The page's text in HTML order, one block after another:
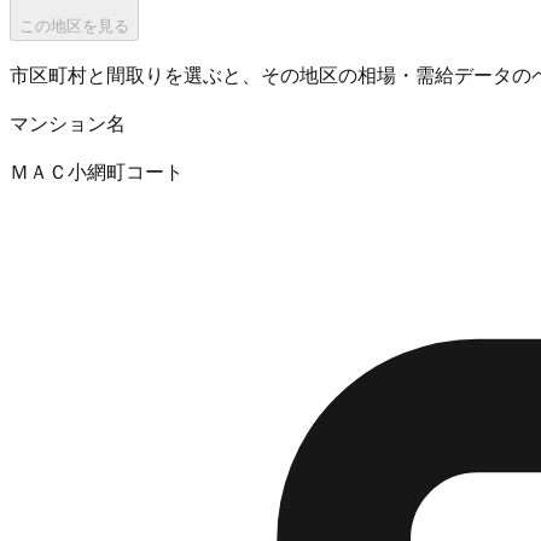
この地区を見る
市区町村と間取りを選ぶと、その地区の相場・需給データの
マンション名
ＭＡＣ小網町コート